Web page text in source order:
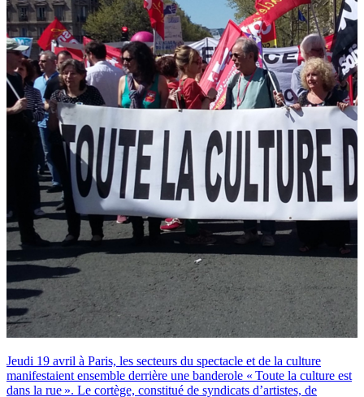
Jeudi 19 avril à Paris, les secteurs du spectacle et de la culture
manifestaient ensemble derrière une banderole « Toute la culture est
dans la rue ». Le cortège, constitué de syndicats d’artistes, de